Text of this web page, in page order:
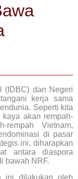
(IDBC) dan Negeri
kerja sama
Seperti kita
akan rempah-
rempah Vietnam,
di pasar
ini, diharapkan
antara diaspora
bawah NRF.
ini dilakukan oleh